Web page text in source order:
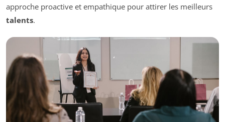
approche proactive et empathique pour attirer les meilleurs
talents.